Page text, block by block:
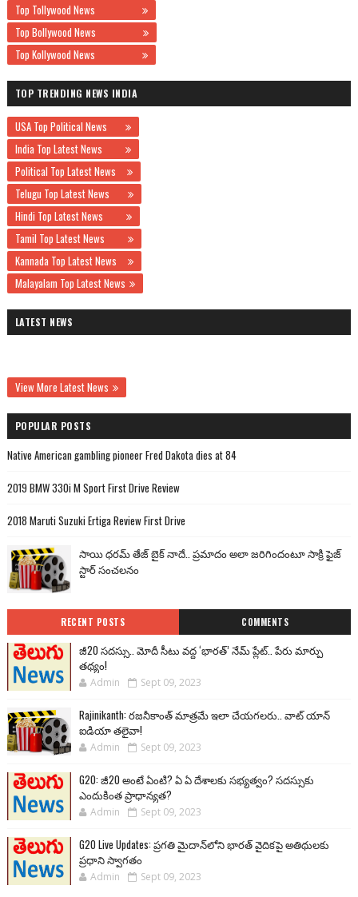
Top Tollywood News
Top Bollywood News
Top Kollywood News
TOP TRENDING NEWS INDIA
USA Top Political News
India Top Latest News
Political Top Latest News
Telugu Top Latest News
Hindi Top Latest News
Tamil Top Latest News
Kannada Top Latest News
Malayalam Top Latest News
LATEST NEWS
View More Latest News
POPULAR POSTS
Native American gambling pioneer Fred Dakota dies at 84
2019 BMW 330i M Sport First Drive Review
2018 Maruti Suzuki Ertiga Review First Drive
సాయి ధరమ్ తేజ్ బైక్ నాదే.. ప్రమాదం అలా జరిగిందంటూ సాక్రి ఫైజ్
స్టార్ సంచలనం
RECENT POSTS COMMENTS
జీ20 సదస్సు.. మోదీ సీటు వద్ద ‘భారత్’ నేమ్ ప్లేట్‌.. పేరు మార్పు
తథ్యం!
Admin Sept 09, 2023
Rajinikanth: రజనీకాంత్ మాత్రమే ఇలా చేయగలరు.. వాట్ యాన్
ఐడియా తలైవా!
Admin Sept 09, 2023
G20: జీ20 అంటే ఏంటి? ఏ ఏ దేశాలకు సభ్యత్వం? సదస్సుకు
ఎందుకింత ప్రాధాన్యత?
Admin Sept 09, 2023
G20 Live Updates: ప్రగతి మైదాన్‌లోని భారత్ వైదికపై అతిథులకు
ప్రధాని స్వాగతం
Admin Sept 09, 2023